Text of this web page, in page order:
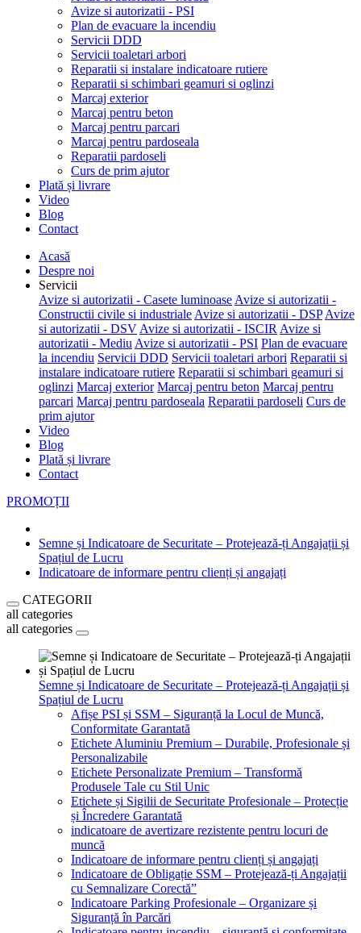
Avize si autorizatii - PSI
Plan de evacuare la incendiu
Servicii DDD
Servicii toaletari arbori
Reparatii si instalare indicatoare rutiere
Reparatii si schimbari geamuri si oglinzi
Marcaj exterior
Marcaj pentru beton
Marcaj pentru parcari
Marcaj pentru pardoseala
Reparatii pardoseli
Curs de prim ajutor
Plată și livrare
Video
Blog
Contact
Acasă
Despre noi
Servicii
Avize si autorizatii - Casete luminoase Avize si autorizatii -
Constructii civile si industriale Avize si autorizatii - DSP Avize
si autorizatii - DSV Avize si autorizatii - ISCIR Avize si
autorizatii - Mediu Avize si autorizatii - PSI Plan de evacuare
la incendiu Servicii DDD Servicii toaletari arbori Reparatii si
instalare indicatoare rutiere Reparatii si schimbari geamuri si
oglinzi Marcaj exterior Marcaj pentru beton Marcaj pentru
parcari Marcaj pentru pardoseala Reparatii pardoseli Curs de
prim ajutor
Video
Blog
Plată și livrare
Contact
PROMOȚII
Semne și Indicatoare de Securitate – Protejează-ți Angajații și
Spațiul de Lucru
Indicatoare de informare pentru clienți și angajați
CATEGORII
all categories
all categories
Semne și Indicatoare de Securitate – Protejează-ți Angajații și
Spațiul de Lucru
Afișe PSI și SSM – Siguranță la Locul de Muncă,
Conformitate Garantată
Etichete Aluminiu Premium – Durabile, Profesionale și
Personalizabile
Etichete Personalizate Premium – Transformă
Produsele Tale cu Stil Unic
Etichete și Sigilii de Securitate Profesionale – Protecție
și Încredere Garantată
indicatoare de avertizare rezistente pentru locuri de
muncă
Indicatoare de informare pentru clienți și angajați
Indicatoare de Obligație SSM – Protejează-ți Angajații
cu Semnalizare Corectă”
Indicatoare Parking Profesionale – Organizare și
Siguranță în Parcări